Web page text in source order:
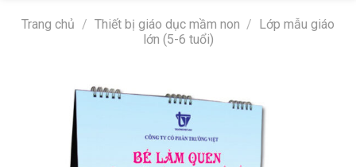
Trang chủ / Thiết bị giáo dục mầm non /
Lớp mẫu giáo
lớn (5-6 tuổi)